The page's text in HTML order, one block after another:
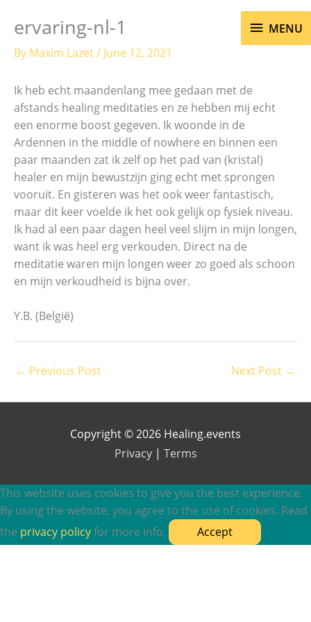
MENU
MENU
ervaring-nl-1
By Maxim Lazet/ June 12, 2021
Ik heb echt maandenlang mee gedaan met de
afstands healing meditaties en ze hebben mij echt
een enorme boost gegeven. Ik woonde in de
Ardennen in the middle of nowhere en binnen een
paar maanden zat ik zelf op het pad van (kristal)
healer en mijn bewustzijn ging echt met sprongen
vooruit. En gisteren was het ook weer fantastisch,
maar dit keer voelde ik het ook gelijk op fysiek niveau.
Ik had al een paar dagen heel veel slijm in mijn longen,
want ik was heel erg verkouden. Direct na de
meditatie waren mijn longen weer zo goed als schoon
en mijn verkoudheid is bijna over.
Y.B. (België)
← Previous Post Next Post →
Copyright © 2026 Healing.events
Privacy| Terms
This website uses cookies to give you the best experience.
By using the website, you agree to the use of cookies. Read
the privacy policyfor more info. Accept